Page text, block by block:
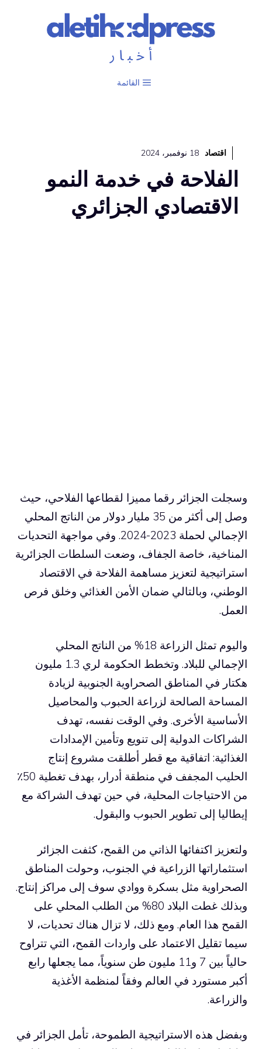
القائمة
اقتصاد 18 نوفمبر، 2024
الفلاحة في خدمة النمو
الاقتصادي الجزائري
وسجلت الجزائر رقما مميزا لقطاعها الفلاحي، حيث
وصل إلى أكثر من 35 مليار دولار من الناتج المحلي
الإجمالي لحملة 2023-2024. وفي مواجهة التحديات
المناخية، خاصة الجفاف، وضعت السلطات الجزائرية
استراتيجية لتعزيز مساهمة الفلاحة في الاقتصاد
الوطني، وبالتالي ضمان الأمن الغذائي وخلق فرص
العمل.
واليوم تمثل الزراعة 18% من الناتج المحلي
الإجمالي للبلاد. وتخطط الحكومة لري 1.3 مليون
هكتار في المناطق الصحراوية الجنوبية لزيادة
المساحة الصالحة لزراعة الحبوب والمحاصيل
الأساسية الأخرى. وفي الوقت نفسه، تهدف
الشراكات الدولية إلى تنويع وتأمين الإمدادات
الغذائية: اتفاقية مع قطر أطلقت مشروع إنتاج
الحليب المجفف في منطقة أدرار، بهدف تغطية 50٪
من الاحتياجات المحلية، في حين تهدف الشراكة مع
إيطاليا إلى تطوير الحبوب والبقول.
ولتعزيز اكتفائها الذاتي من القمح، كثفت الجزائر
استثماراتها الزراعية في الجنوب، وحولت المناطق
الصحراوية مثل بسكرة ووادي سوف إلى مراكز إنتاج.
وبذلك غطت البلاد 80% من الطلب المحلي على
القمح هذا العام. ومع ذلك، لا تزال هناك تحديات، لا
سيما تقليل الاعتماد على واردات القمح، التي تتراوح
حالياً بين 7 و11 مليون طن سنوياً، مما يجعلها رابع
أكبر مستورد في العالم وفقاً لمنظمة الأغذية
والزراعة.
وبفضل هذه الاستراتيجية الطموحة، تأمل الجزائر في